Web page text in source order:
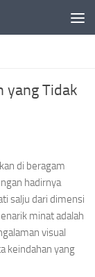
yang Tidak
di beragam
hadirnya
salju dari dimensi
minat adalah
visual
keindahan yang